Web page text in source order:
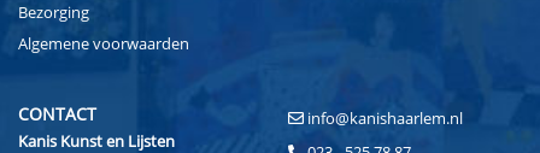
Bezorging
Algemene voorwaarden
CONTACT
Kanis Kunst en Lijsten
info@kanishaarlem.nl